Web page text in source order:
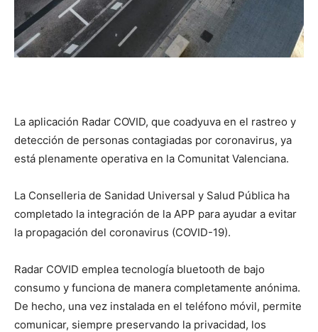
La aplicación Radar COVID, que coadyuva en el rastreo y
detección de personas contagiadas por coronavirus, ya
está plenamente operativa en la Comunitat Valenciana.
La Conselleria de Sanidad Universal y Salud Pública ha
completado la integración de la APP para ayudar a evitar
la propagación del coronavirus (COVID-19).
Radar COVID emplea tecnología bluetooth de bajo
consumo y funciona de manera completamente anónima.
De hecho, una vez instalada en el teléfono móvil, permite
comunicar, siempre preservando la privacidad, los